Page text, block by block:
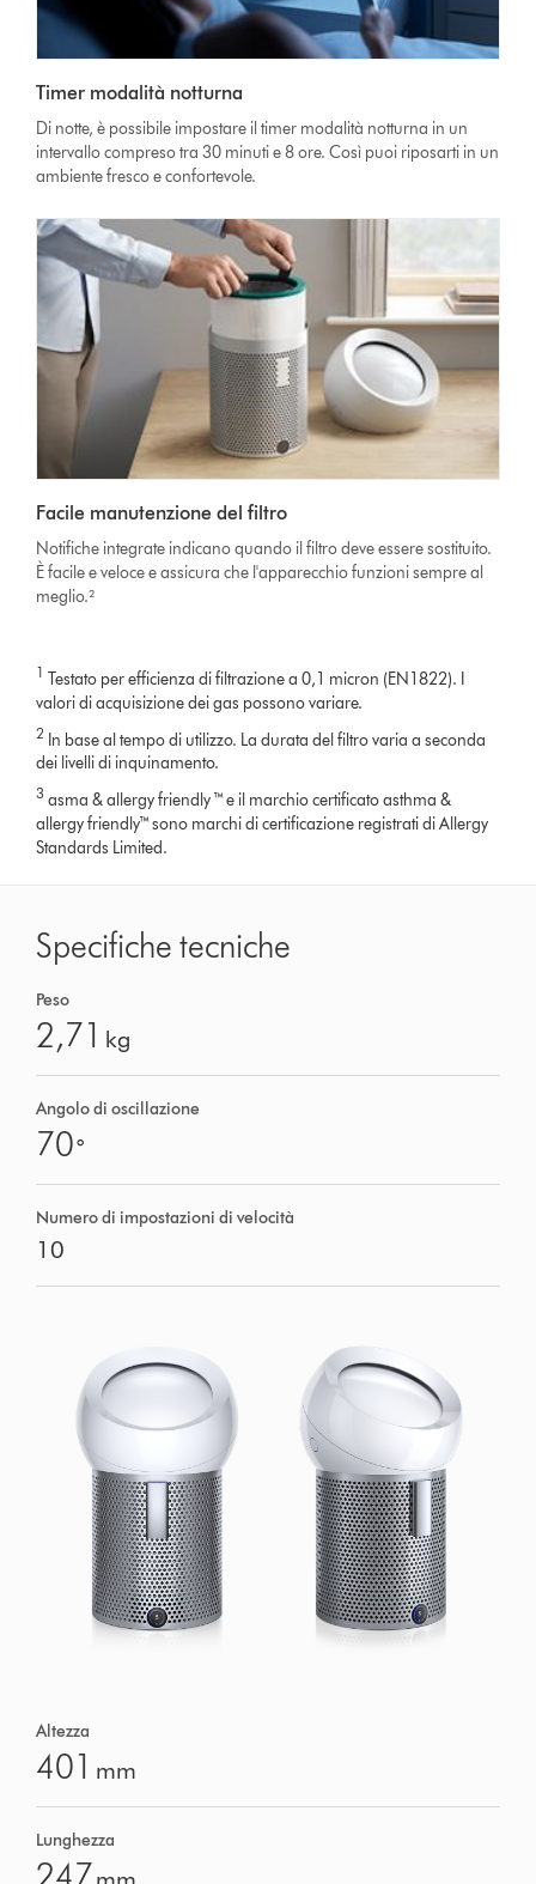
Timer modalità notturna
Di notte, è possibile impostare il timer modalità notturna in un
intervallo compreso tra 30 minuti e 8 ore. Così puoi riposarti in un
ambiente fresco e confortevole.
Facile manutenzione del filtro
Notifiche integrate indicano quando il filtro deve essere sostituito.
È facile e veloce e assicura che l'apparecchio funzioni sempre al
meglio.²
1 Testato per efficienza di filtrazione a 0,1 micron (EN1822). I
valori di acquisizione dei gas possono variare.
2 In base al tempo di utilizzo. La durata del filtro varia a seconda
dei livelli di inquinamento.
3 asma & allergy friendly ™ e il marchio certificato asthma &
allergy friendly™ sono marchi di certificazione registrati di Allergy
Standards Limited.
Specifiche tecniche
Peso
2,71 kg
Angolo di oscillazione
70°
Numero di impostazioni di velocità
10
Altezza
401 mm
Lunghezza
247